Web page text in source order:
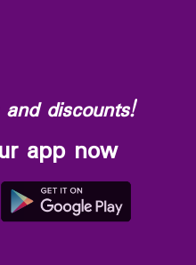
discounts!
app now